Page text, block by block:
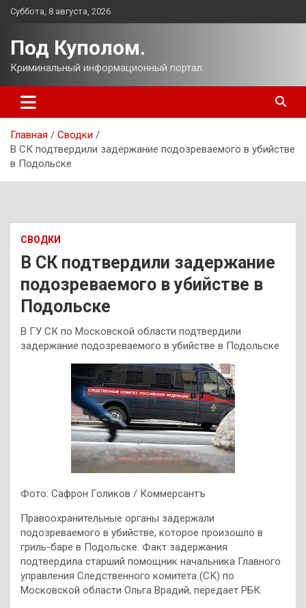
Перейти
Суббота, 8 августа, 2026
Под Куполом.
Криминальный информационный портал.
Главная
Сводки
В СК подтвердили задержание подозреваемого в убийстве
в Подольске
СВОДКИ
В СК подтвердили задержание
подозреваемого в убийстве в
Подольске
В ГУ СК по Московской области подтвердили
задержание подозреваемого в убийстве в Подольске
Фото: Сафрон Голиков / Коммерсантъ
Правоохранительные органы задержали
подозреваемого в убийстве, которое произошло в
гриль-баре в Подольске. Факт задержания
подтвердила старший помощник начальника Главного
управления Следственного комитета (СК) по
Московской области Ольга Врадий, передает РБК.